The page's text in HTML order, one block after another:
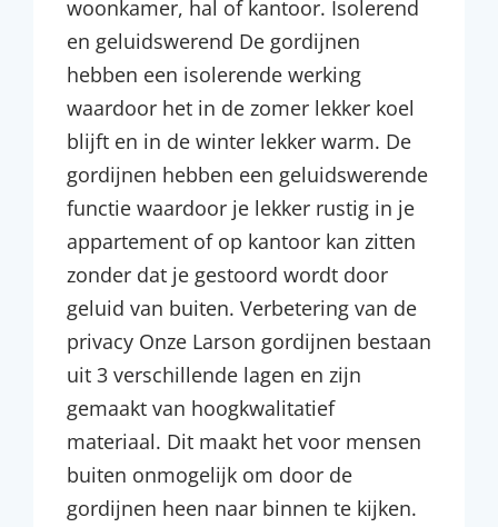
woonkamer, hal of kantoor. Isolerend
en geluidswerend De gordijnen
hebben een isolerende werking
waardoor het in de zomer lekker koel
blijft en in de winter lekker warm. De
gordijnen hebben een geluidswerende
functie waardoor je lekker rustig in je
appartement of op kantoor kan zitten
zonder dat je gestoord wordt door
geluid van buiten. Verbetering van de
privacy Onze Larson gordijnen bestaan
uit 3 verschillende lagen en zijn
gemaakt van hoogkwalitatief
materiaal. Dit maakt het voor mensen
buiten onmogelijk om door de
gordijnen heen naar binnen te kijken.